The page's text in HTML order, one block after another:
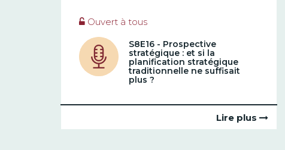
Ouvert à tous
S8E16 - Prospective
stratégique : et si la
planification stratégique
traditionnelle ne suffisait
plus ?
Lire plus